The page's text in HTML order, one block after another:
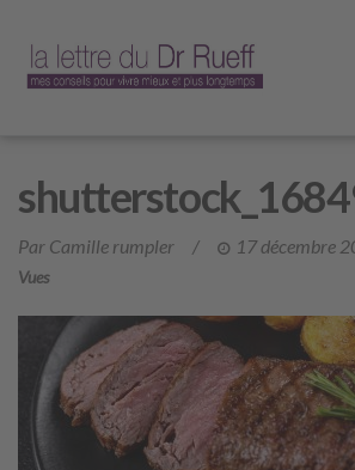
Par Camille rumpler / 17 décembre
Vues